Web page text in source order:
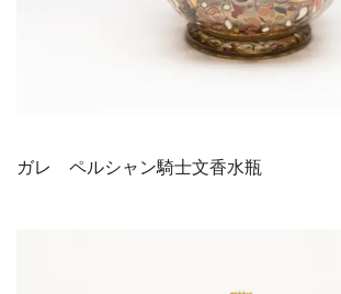
ガレ ペルシャン騎士文香水瓶